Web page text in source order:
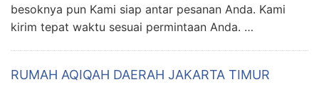
besoknya pun Kami siap antar pesanan Anda. Kami
kirim tepat waktu sesuai permintaan Anda. …
RUMAH AQIQAH DAERAH JAKARTA TIMUR